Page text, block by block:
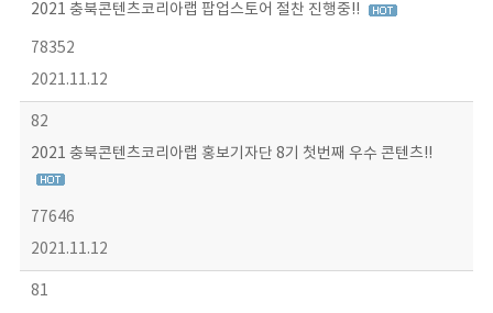
2021 충북콘텐츠코리아랩 팝업스토어 절찬 진행중!!
78352
2021.11.12
82
2021 충북콘텐츠코리아랩 홍보기자단 8기 첫번째 우수 콘텐츠!!
77646
2021.11.12
81